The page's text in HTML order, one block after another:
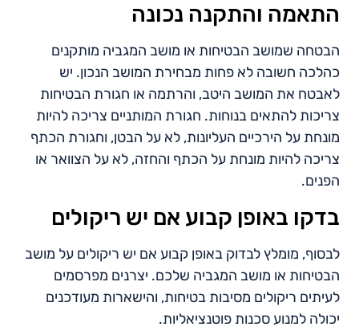
התאמה והתקנה נכונה
הבטחה שמושב הבטיחות או מושב המגביה מותקנים
כהלכה חשובה לא פחות מבחירת המושב הנכון. יש
לאבטח את המושב היטב, והרתמה או חגורת הבטיחות
צריכות להתאים בנוחות. חגורת המותניים צריכה להיות
מונחת על הירכיים העליונות, לא על הבטן, וחגורת הכתף
צריכה להיות מונחת על הכתף והחזה, לא על הצוואר או
הפנים.
בדקו באופן קבוע אם יש ריקולים
לבסוף, מומלץ לבדוק באופן קבוע אם יש ריקולים על מושב
הבטיחות או מושב המגביה שלכם. יצרנים מפרסמים
לעיתים ריקולים מסיבות בטיחות, והישארות מעודכנים
יכולה למנוע סכנות פוטנציאליות.